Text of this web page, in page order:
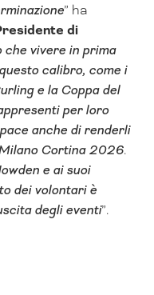
” ha
di
che vivere in prima
calibro, come i
e la Coppa del
per loro
anche di renderli
Cortina 2026.
e ai suoi
dei volontari è
degli eventi”.